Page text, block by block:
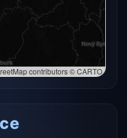
plné mapě →
contributors © CARTO